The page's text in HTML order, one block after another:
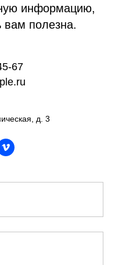
информацию,
вам полезна.
67
д. 3